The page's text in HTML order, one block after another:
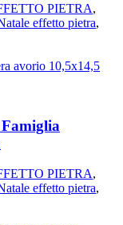
PIETRA,
effetto pietra,
PIETRA,
effetto pietra,